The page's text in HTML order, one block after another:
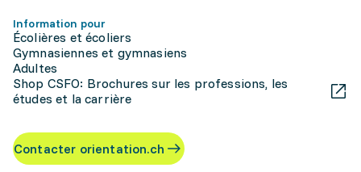
Information pour
Écolières et écoliers
Gymnasiennes et gymnasiens
Adultes
Shop CSFO: Brochures sur les professions, les
études et la carrière
Contacter orientation.ch